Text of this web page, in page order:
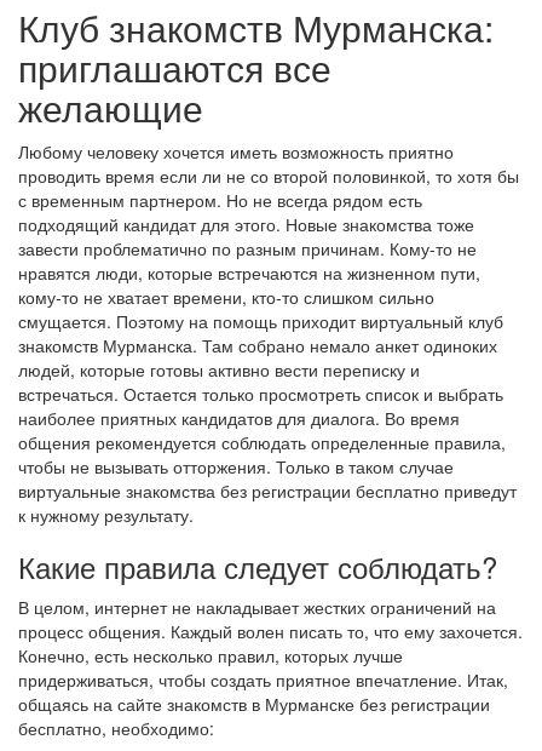
Клуб знакомств Мурманска:
приглашаются все
желающие
Любому человеку хочется иметь возможность приятно
проводить время если ли не со второй половинкой, то хотя бы
с временным партнером. Но не всегда рядом есть
подходящий кандидат для этого. Новые знакомства тоже
завести проблематично по разным причинам. Кому-то не
нравятся люди, которые встречаются на жизненном пути,
кому-то не хватает времени, кто-то слишком сильно
смущается. Поэтому на помощь приходит виртуальный клуб
знакомств Мурманска. Там собрано немало анкет одиноких
людей, которые готовы активно вести переписку и
встречаться. Остается только просмотреть список и выбрать
наиболее приятных кандидатов для диалога. Во время
общения рекомендуется соблюдать определенные правила,
чтобы не вызывать отторжения. Только в таком случае
виртуальные знакомства без регистрации бесплатно приведут
к нужному результату.
Какие правила следует соблюдать?
В целом, интернет не накладывает жестких ограничений на
процесс общения. Каждый волен писать то, что ему захочется.
Конечно, есть несколько правил, которых лучше
придерживаться, чтобы создать приятное впечатление. Итак,
общаясь на сайте знакомств в Мурманске без регистрации
бесплатно, необходимо: